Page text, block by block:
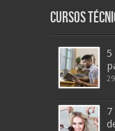
Cursos
5